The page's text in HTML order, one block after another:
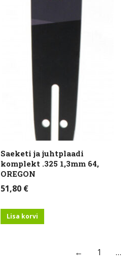
Saeketi ja juhtplaadi
komplekt .325 1,3mm 64,
OREGON
51,80 €
Lisa korvi
← 1 …